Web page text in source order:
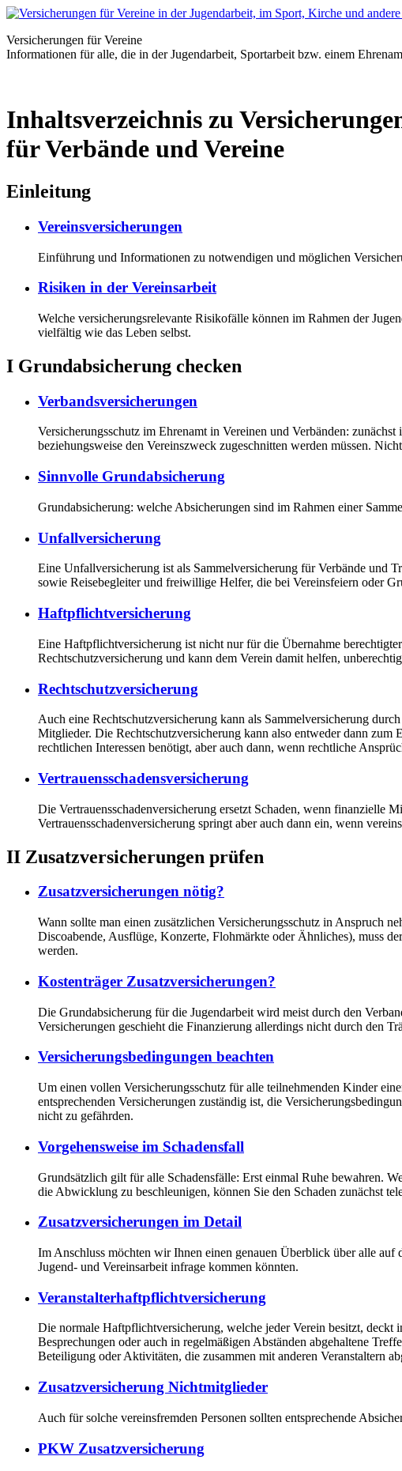
Versicherungen für Vereine
Informationen für alle, die in der Jugendarbeit, Sportarbeit bzw. einem
Inhaltsverzeichnis zu
für Verbände und Vereine
Einleitung
Vereinsversicherungen
Einführung und Informationen zu notwendigen und möglichen
Risiken in der Vereinsarbeit
Welche versicherungsrelevante Risikofälle können im Rahmen der
vielfältig wie das Leben selbst.
I Grundabsicherung checken
Verbandsversicherungen
Versicherungsschutz im Ehrenamt in Vereinen und Verbänden:
beziehungsweise den Vereinszweck zugeschnitten werden müssen.
Sinnvolle Grundabsicherung
Grundabsicherung: welche Absicherungen sind im Rahmen einer
Unfallversicherung
Eine Unfallversicherung ist als Sammelversicherung für Verbände und
sowie Reisebegleiter und freiwillige Helfer, die bei Vereinsfeiern oder
Haftpflichtversicherung
Eine Haftpflichtversicherung ist nicht nur für die Übernahme
Rechtschutzversicherung und kann dem Verein damit helfen,
Rechtschutzversicherung
Auch eine Rechtschutzversicherung kann als Sammelversicherung
Mitglieder. Die Rechtschutzversicherung kann also entweder dann
rechtlichen Interessen benötigt, aber auch dann, wenn rechtliche
Vertrauensschadensversicherung
Die Vertrauensschadenversicherung ersetzt Schaden, wenn finanzielle
Vertrauensschadenversicherung springt aber auch dann ein, wenn
II Zusatzversicherungen prüfen
Zusatzversicherungen nötig?
Wann sollte man einen zusätzlichen Versicherungsschutz in Anspruch
Discoabende, Ausflüge, Konzerte, Flohmärkte oder Ähnliches), muss
werden.
Kostenträger Zusatzversicherungen?
Die Grundabsicherung für die Jugendarbeit wird meist durch den
Versicherungen geschieht die Finanzierung allerdings nicht durch den
Versicherungsbedingungen beachten
Um einen vollen Versicherungsschutz für alle teilnehmenden Kinder
entsprechenden Versicherungen zuständig ist, die
nicht zu gefährden.
Vorgehensweise im Schadensfall
Grundsätzlich gilt für alle Schadensfälle: Erst einmal Ruhe bewahren.
die Abwicklung zu beschleunigen, können Sie den Schaden zunächst
Zusatzversicherungen im Detail
Im Anschluss möchten wir Ihnen einen genauen Überblick über alle
Jugend- und Vereinsarbeit infrage kommen könnten.
Veranstalterhaftpflichtversicherung
Die normale Haftpflichtversicherung, welche jeder Verein besitzt, deckt
Besprechungen oder auch in regelmäßigen Abständen abgehaltene
Beteiligung oder Aktivitäten, die zusammen mit anderen Veranstaltern
Zusatzversicherung Nichtmitglieder
Auch für solche vereinsfremden Personen sollten entsprechende
PKW Zusatzversicherung